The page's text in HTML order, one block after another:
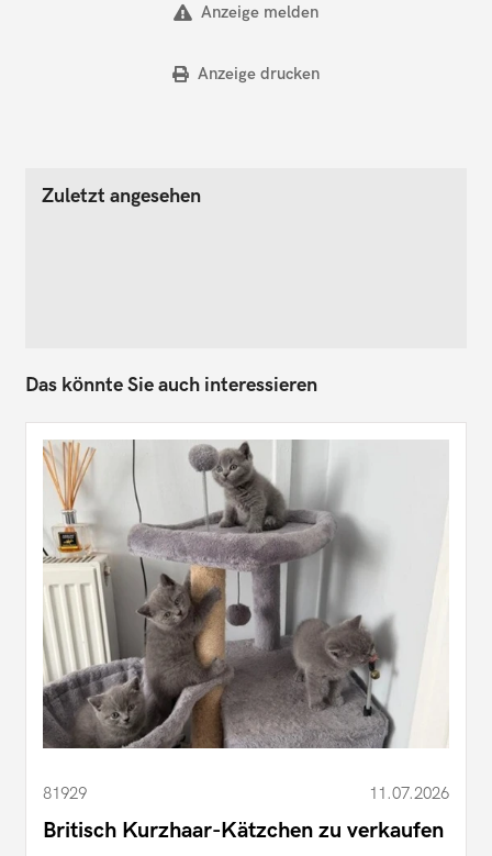
Anzeige melden
Anzeige drucken
Zuletzt angesehen
Das könnte Sie auch interessieren
81929 11.07.2026
Britisch Kurzhaar-Kätzchen zu verkaufen